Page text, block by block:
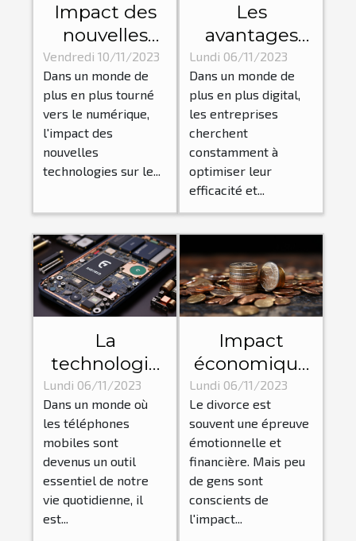
Impact des
nouvelles
technologies
sur le
dynamisme
des affaires
Vendredi 10/11/2023
Dans un monde de
plus en plus tourné
vers le numérique,
l'impact des
nouvelles
technologies sur le...
Les
avantages
d'un chatbot
pour les
entreprises :
amélioration
de l'efficacité
et réduction
des coûts
Lundi 06/11/2023
Dans un monde de
plus en plus digital,
les entreprises
cherchent
constamment à
optimiser leur
efficacité et...
La
technologie
derrière les
pièces
détachées
pour
téléphones
Lundi 06/11/2023
Dans un monde où
les téléphones
mobiles sont
devenus un outil
essentiel de notre
vie quotidienne, il
est...
Impact
économique
d'un divorce :
Comment un
avocat peut
aider?
Lundi 06/11/2023
Le divorce est
souvent une épreuve
émotionnelle et
financière. Mais peu
de gens sont
conscients de
l'impact...